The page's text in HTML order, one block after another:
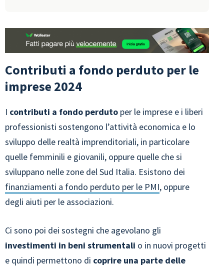
Contributi a fondo perduto per le
imprese 2024
I contributi a fondo perduto per le imprese e i liberi
professionisti sostengono l’attività economica e lo
sviluppo delle realtà imprenditoriali, in particolare
quelle femminili e giovanili, oppure quelle che si
sviluppano nelle zone del Sud Italia. Esistono dei
finanziamenti a fondo perduto per le PMI, oppure
degli aiuti per le associazioni.
Ci sono poi dei sostegni che agevolano gli
investimenti in beni strumentali o in nuovi progetti
e quindi permettono di coprire una parte delle